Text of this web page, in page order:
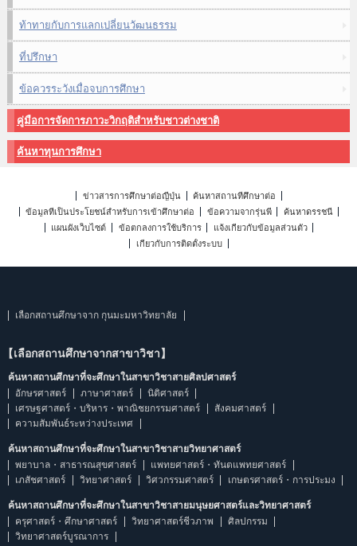
ท้าทายกับการแลกเปลี่ยนวัฒนธรรม
ที่ปรึกษา
ข้อควรระวังเมื่อจบการศึกษา
คู่มือการจัดการภาวะวิกฤติสำหรับชาวต่างชาติ
ค้นหาทุนการศึกษา
ข่าวสารการศึกษาต่อญี่ปุ่น
ค้นหาสถานที่ศึกษาต่อ
ข้อมูลที่เป็นประโยชน์สำหรับการเข้าศึกษาต่อ
ข้อความจากรุ่นพี่
ค้นหาดรรชนี
แผนผังเว็บไซต์
ข้อตกลงการใช้บริการ
แจ้งเกี่ยวกับข้อมูลส่วนตัว
เกี่ยวกับการติดตั้งระบบ
เลือกสถานศึกษาจาก กุนมะมหาวิทยาลัย
【เลือกสถานศึกษาจากสาขาวิชา】
ค้นหาสถานศึกษาที่จะศึกษาในสาขาวิชาสายศิลปศาสตร์
อักษรศาสตร์
ภาษาศาสตร์
นิติศาสตร์
เศรษฐศาสตร์・บริหาร・พาณิชยกรรมศาสตร์
สังคมศาสตร์
ความสัมพันธ์ระหว่างประเทศ
ค้นหาสถานศึกษาที่จะศึกษาในสาขาวิชาสายวิทยาศาสตร์
พยาบาล・สาธารณสุขศาสตร์
แพทยศาสตร์・ทันตแพทยศาสตร์
เภสัชศาสตร์
วิทยาศาสตร์ วิศวกรรมศาสตร์ เกษตรศาสตร์・การประมง
ค้นหาสถานศึกษาที่จะศึกษาในสาขาวิชาสายมนุษยศาสตร์และวิทยาศาสตร์
ครุศาสตร์・ศึกษาศาสตร์
วิทยาศาสตร์ชีวภาพ
ศิลปกรรม
วิทยาศาสตร์บูรณาการ